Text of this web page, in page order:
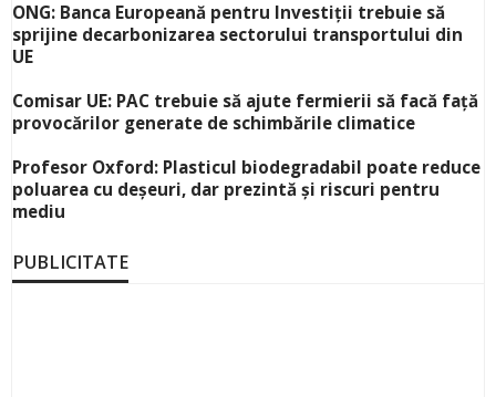
ONG: Banca Europeană pentru Investiții trebuie să
sprijine decarbonizarea sectorului transportului din
UE
Comisar UE: PAC trebuie să ajute fermierii să facă față
provocărilor generate de schimbările climatice
Profesor Oxford: Plasticul biodegradabil poate reduce
poluarea cu deșeuri, dar prezintă și riscuri pentru
mediu
PUBLICITATE